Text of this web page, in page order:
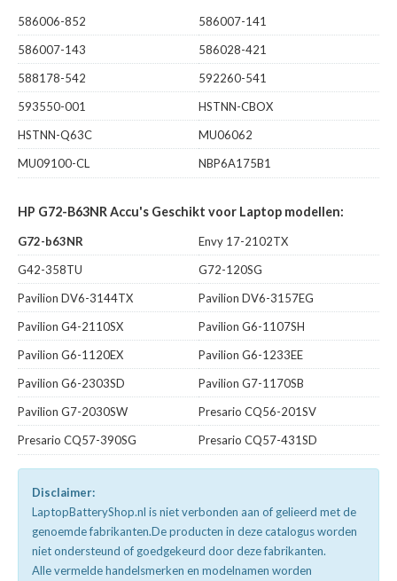
586006-852
586007-141
586007-143
586028-421
588178-542
592260-541
593550-001
HSTNN-CBOX
HSTNN-Q63C
MU06062
MU09100-CL
NBP6A175B1
HP G72-B63NR Accu's Geschikt voor Laptop modellen:
G72-b63NR
Envy 17-2102TX
G42-358TU
G72-120SG
Pavilion DV6-3144TX
Pavilion DV6-3157EG
Pavilion G4-2110SX
Pavilion G6-1107SH
Pavilion G6-1120EX
Pavilion G6-1233EE
Pavilion G6-2303SD
Pavilion G7-1170SB
Pavilion G7-2030SW
Presario CQ56-201SV
Presario CQ57-390SG
Presario CQ57-431SD
Disclaimer:
LaptopBatteryShop.nl is niet verbonden aan of gelieerd met de
genoemde fabrikanten.De producten in deze catalogus worden
niet ondersteund of goedgekeurd door deze fabrikanten.
Alle vermelde handelsmerken en modelnamen worden